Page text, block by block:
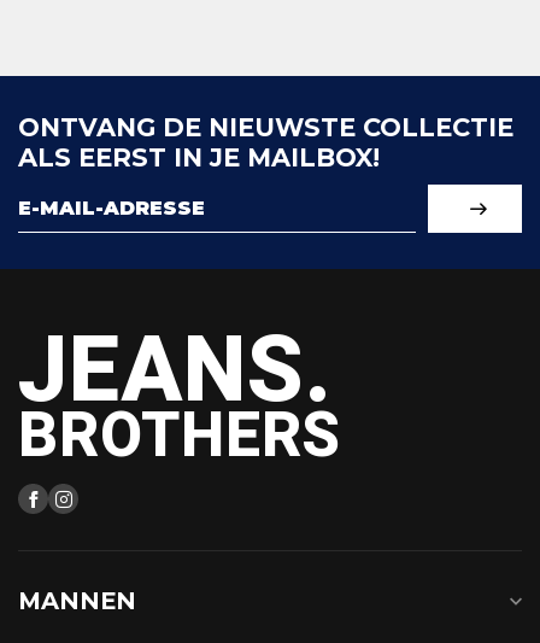
ONTVANG DE NIEUWSTE COLLECTIE
ALS EERST IN JE MAILBOX!
JEANS.
BROTHERS
MANNEN